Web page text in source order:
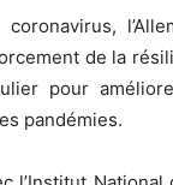
coronavirus,
de la
pour
pandémies.